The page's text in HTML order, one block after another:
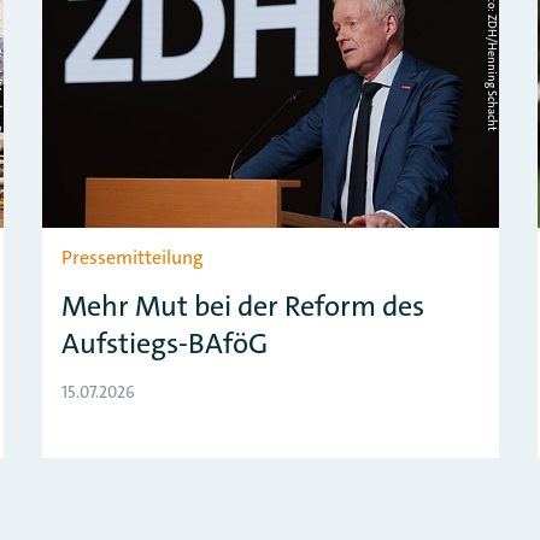
Foto: ZDH/Henning Schacht
Pressemitteilung
Mehr Mut bei der Reform des
Aufstiegs-BAföG
15.07.2026